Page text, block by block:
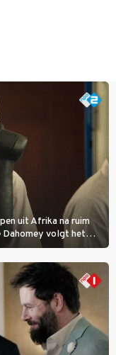
uit Afrika na ruim
Dahomey volgt het
Benin bespreken de